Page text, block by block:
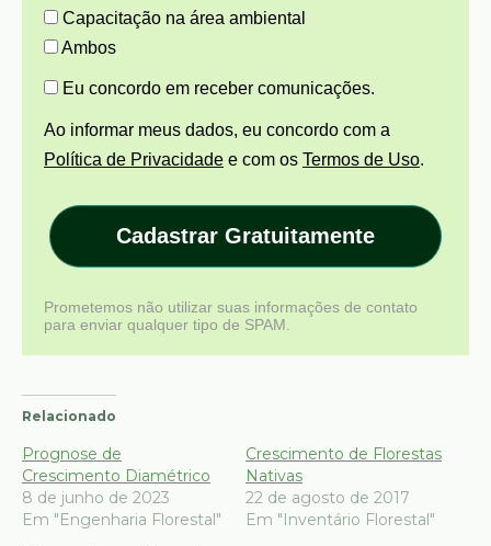
Capacitação na área ambiental
Ambos
Eu concordo em receber comunicações.
Ao informar meus dados, eu concordo com a
Política de Privacidade e com os Termos de Uso.
Cadastrar Gratuitamente
Prometemos não utilizar suas informações de contato
para enviar qualquer tipo de SPAM.
Relacionado
Prognose de
Crescimento Diamétrico
8 de junho de 2023
Em "Engenharia Florestal"
Crescimento de Florestas
Nativas
22 de agosto de 2017
Em "Inventário Florestal"